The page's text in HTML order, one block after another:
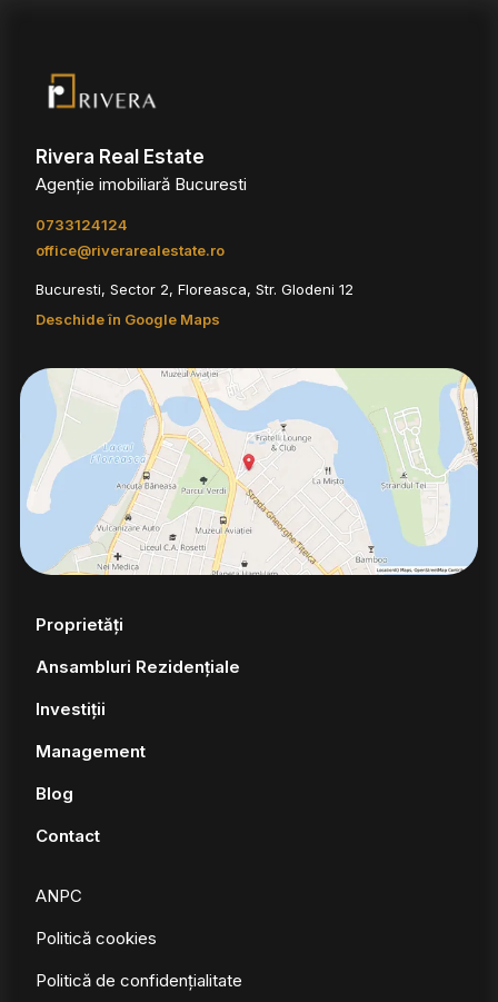
Rivera Real Estate
Agenție imobiliară Bucuresti
0733124124
office@riverarealestate.ro
Bucuresti, Sector 2, Floreasca, Str. Glodeni 12
Deschide în Google Maps
Proprietăți
Ansambluri Rezidențiale
Investiții
Management
Blog
Contact
ANPC
Politică cookies
Politică de confidențialitate